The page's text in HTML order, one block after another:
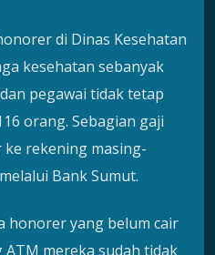
di Dinas Kesehatan
kesehatan sebanyak
pegawai tidak tetap
orang. Sebagian gaji
rekening masing-
Bank Sumut.
honorer yang belum cair
mereka sudah tidak